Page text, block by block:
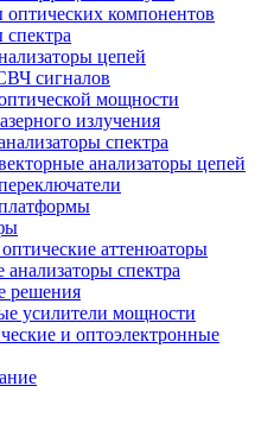
оптических компонентов
цепей
сигналов
мощности
излучения
спектра
анализаторы цепей
аттенюаторы
спектра
решения
усилители мощности
и оптоэлектронные